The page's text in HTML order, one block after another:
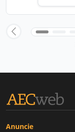
Anuncie